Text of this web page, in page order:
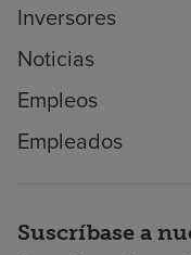
Inversores
Noticias
Empleos
Empleados
Suscríbase a